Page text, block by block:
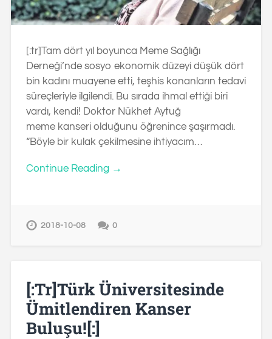
[:tr]Tam dört yıl boyunca Meme Sağlığı
Derneği’nde sosyo ekonomik düzeyi düşük dört
bin kadını muayene etti, teşhis konanların tedavi
süreçleriyle ilgilendi. Bu sırada ihmal ettiği biri
vardı, kendi! Doktor Nükhet Aytuğ
meme kanseri olduğunu öğrenince şaşırmadı.
“Böyle bir kulak çekilmesine ihtiyacım…
Continue Reading →
2018-10-08 0
[:tr]Türk Üniversitesinde
Ümitlendiren Kanser
Buluşu![:]